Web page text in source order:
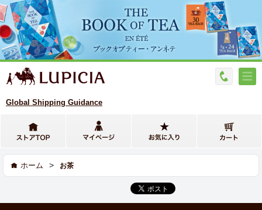
Global Shipping Guidance
ホーム > お茶